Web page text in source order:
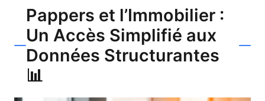
Pappers et l’Immobilier :
Un Accès Simplifié aux
Données Structurantes
📊